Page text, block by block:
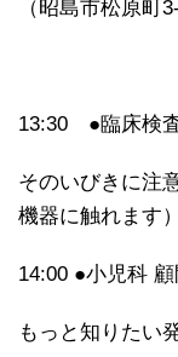
（昭島市松原町
13:30 ●臨床検
そのいびきに注
機器に触れます）
14:00 ●小児科
もっと知りたい